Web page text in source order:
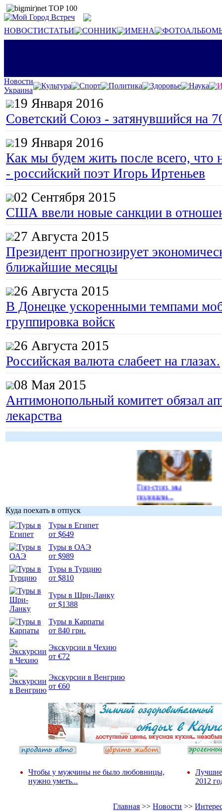
НОВОСТИСТАТЬИ СОННИК ИМЕНА
Новости
Украина
Культура Спорт Политика Здоровье Наука
19 Января 2016
Советский Союз - затянувшийся на
19 Января 2016
Как мы будем жить после всего, что
- российский поэт Игорь Иртеньев
02 Сентября 2015
США ввели новые санкции в
27 Августа 2015
Президент прогнозирует
ближайшие месяцы
26 Августа 2015
В Донецке ускоренными темпами
группировка войск
26 Августа 2015
Российская валюта слабеет на глазах.
08 Мая 2015
Антимонопольный комитет обязал
лекарства
Гоп-стоп, мы
подошли...
Куда поехать в отпуск
Туры в Египет
от $649
Туры в ОАЭ
от $989
Туры в Турцию
от $810
Туры в Шри-Ланку
от $1388
Туры в Карпаты
от 840 грн.
Экскурсии в Чехию
от €72
Экскурсии в Венгрию
от €60
Чтобы у мужчины не было любовницы,
нужно уметь...
Лучшие
2012
Главная >>Новости >>